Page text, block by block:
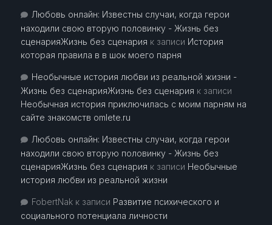
Любовь онлайн: Известны случаи, когда герои
находили свою вторую половинку - Жизнь без
сценарияЖизнь без сценария к записи История
которая правила в в шок моего парня
Необычные история любви из реальной жизни -
Жизнь без сценарияЖизнь без сценария к записи
Необычная история приключилась с моим парням на
сайте знакомств omlete.ru
Любовь онлайн: Известны случаи, когда герои
находили свою вторую половинку - Жизнь без
сценарияЖизнь без сценария к записи Необычные
история любви из реальной жизни
FobertNakк записи Развитие психического и
социального потенциала личности